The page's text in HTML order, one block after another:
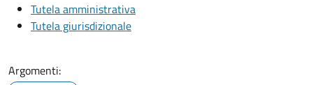
Tutela amministrativa
Tutela giurisdizionale
Argomenti: